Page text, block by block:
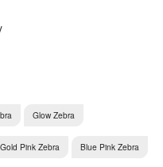
Glow Zebra
Gold Pink Zebra Blue Pink Zebra